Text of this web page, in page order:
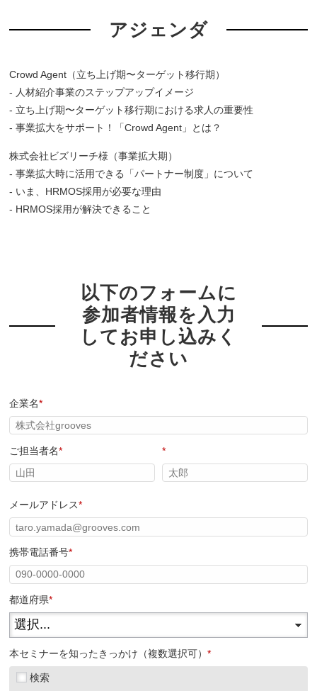
アジェンダ
Crowd Agent（立ち上げ期〜ターゲット移行期）
- 人材紹介事業のステップアップイメージ
- 立ち上げ期〜ターゲット移行期における求人の重要性
- 事業拡大をサポート！「Crowd Agent」とは？
株式会社ビズリーチ様（事業拡大期）
- 事業拡大時に活用できる「パートナー制度」について
- いま、HRMOS採用が必要な理由
- HRMOS採用が解決できること
以下のフォームに
参加者情報を入力
してお申し込みく
ださい
*
企業名
*
ご担当者名 *
*
メールアドレス
*
携帯電話番号
*
都道府県
*
本セミナーを知ったきっかけ（複数選択可）
検索